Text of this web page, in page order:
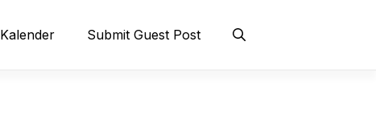
Kalender Submit Guest Post